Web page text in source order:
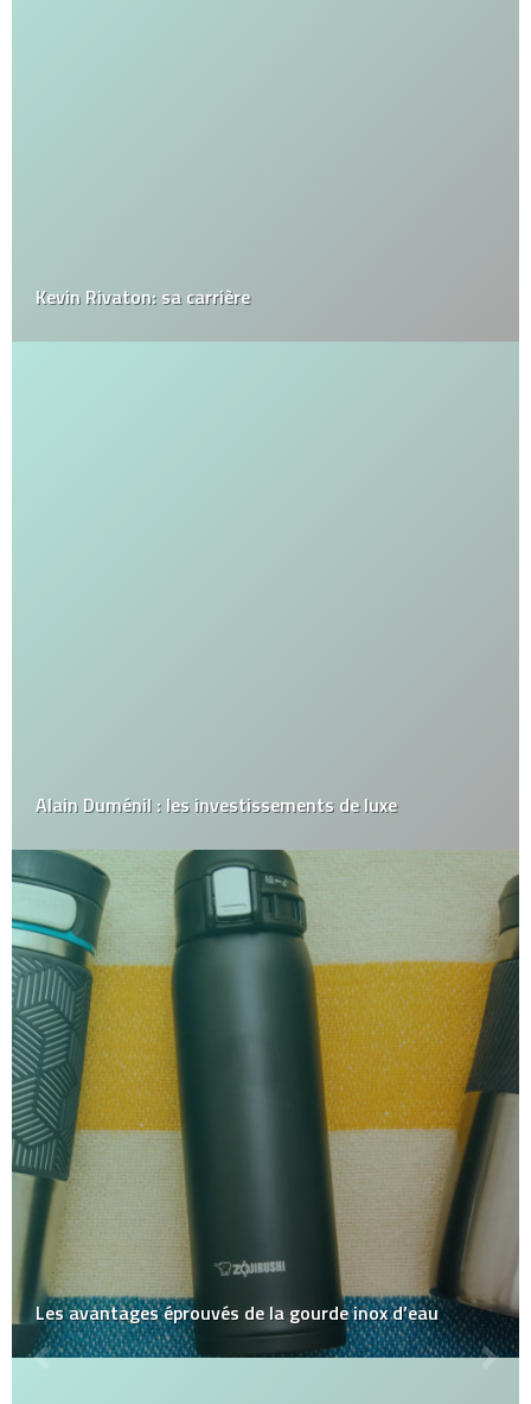
Kevin Rivaton: sa carrière
Alain Duménil : les investissements de luxe
Les avantages éprouvés de la gourde inox d’eau